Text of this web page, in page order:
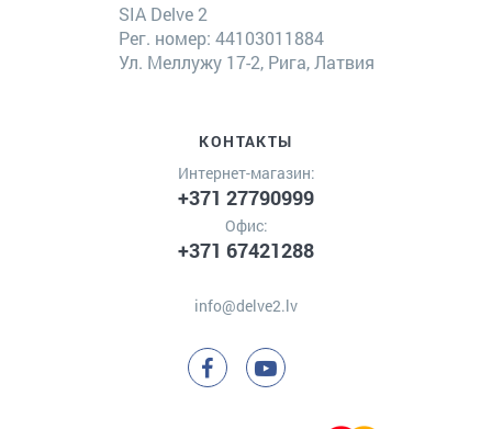
SIA Delve 2
Рег. номер: 44103011884
Ул. Меллужу 17-2, Рига, Латвия
КОНТАКТЫ
Интернет-магазин:
+371 27790999
Офис:
+371 67421288
info@delve2.lv